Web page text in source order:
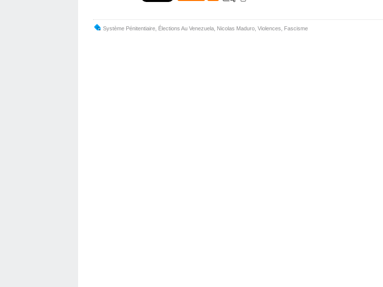
Système Pénitentiaire Élections Au Venezuela Nicolas Maduro Violences Fascisme